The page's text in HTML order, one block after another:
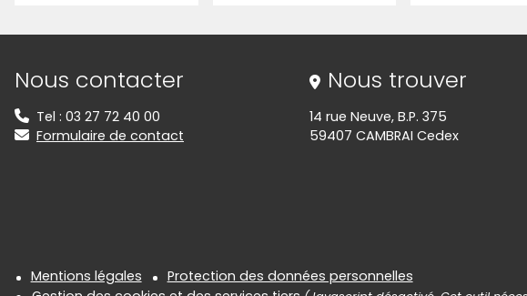
Informations de contact
Nous contacter
Tel : 03 27 72 40 00
Formulaire de contact
Nous trouver
14 rue Neuve, B.P. 375
59407 CAMBRAI Cedex
Informations réglementaires
Mentions légales
Protection des données personnelles